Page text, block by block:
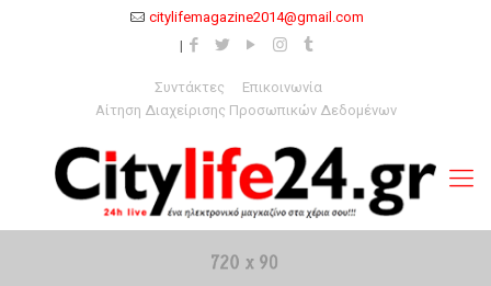
citylifemagazine2014@gmail.com
Συντάκτες
Επικοινωνία
Αίτηση Διαχείρισης Προσωπικών Δεδομένων